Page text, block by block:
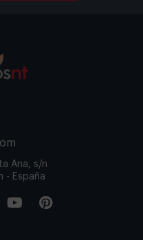
Ana, s/n
- España